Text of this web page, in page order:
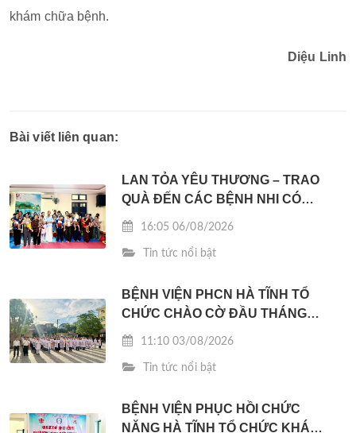
khám chữa bệnh.
Diệu Linh
Bài viết liên quan:
LAN TỎA YÊU THƯƠNG – TRAO
QUÀ ĐẾN CÁC BỆNH NHI CÓ
HOÀN CẢNH KHÓ KHĂN
16:05 06/08/2026
Tin tức nổi bật
BỆNH VIỆN PHCN HÀ TĨNH TỔ
CHỨC CHÀO CỜ ĐẦU THÁNG
08/2026
11:10 03/08/2026
Tin tức nổi bật
BỆNH VIỆN PHỤC HỒI CHỨC
NĂNG HÀ TĨNH TỔ CHỨC KHÁM